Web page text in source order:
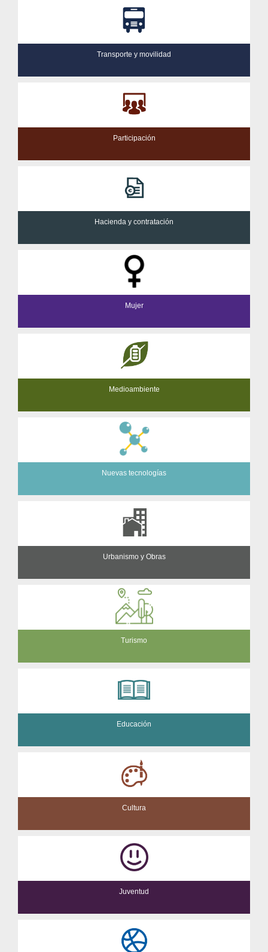
Transporte y movilidad
Participación
Hacienda y contratación
Mujer
Medioambiente
Nuevas tecnologías
Urbanismo y Obras
Turismo
Educación
Cultura
Juventud